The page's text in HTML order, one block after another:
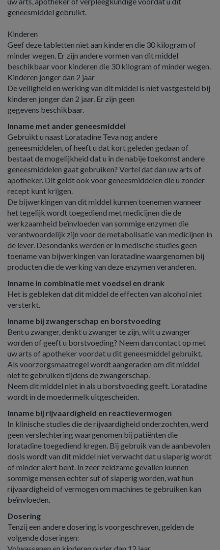
geneesmiddel gebruikt.
Kinderen
Geef deze tabletten niet aan kinderen die 30 kilogram of
minder wegen. Er zijn andere vormen van dit middel
beschikbaar voor kinderen die 30 kilogram of minder wegen.
Kinderen jonger dan 2 jaar
De veiligheid en werking van dit middel is niet vastgesteld bij
kinderen jonger dan 2 jaar. Er zijn geen
gegevens beschikbaar.
Inname met ander geneesmiddel
Gebruikt u naast Loratadine Teva nog andere
geneesmiddelen, of heeft u dat kort geleden gedaan of
bestaat de mogelijkheid dat u in de nabije toekomst andere
geneesmiddelen gaat gebruiken? Vertel dat dan uw arts of
apotheker. Dit geldt ook voor geneesmiddelen die u zonder
recept kunt krijgen.
De bijwerkingen van dit middel kunnen toenemen wanneer
het tegelijk wordt toegediend met medicijnen die de
werkzaamheid beïnvloeden van sommige enzymen die
verantwoordelijk zijn voor de metabolisatie van medicijnen in
de lever. Desondanks werden er in medische studies geen
toename van bijwerkingen van loratadine waargenomen bij
producten die de werking van deze enzymen veranderen.
Inname in combinatie met voedsel en drank
Het is gebleken dat dit middel de effecten van alcohol niet
versterkt.
Inname bij zwangerschap en borstvoeding
Bent u zwanger, denkt u zwanger te zijn, wilt u zwanger
worden of geeft u borstvoeding? Neem dan contact op met
uw arts of apotheker voordat u dit geneesmiddel gebruikt.
Als voorzorgsmaatregel wordt aangeraden om dit middel
niet te gebruiken tijdens de zwangerschap.
Neem dit middel niet in als u borstvoeding geeft. Loratadine
wordt in de moedermelk uitgescheiden.
Inname bij rijvaardigheid en reactievermogen
In klinische studies die de rijvaardigheid onderzochten, werd
geen verslechtering waargenomen bij patiënten die
loratadine toegediend kregen. Bij gebruik van de aanbevolen
dosis wordt van dit middel niet verwacht dat u slaperig wordt
of minder alert bent. In zeer zeldzame gevallen kunnen
sommige mensen echter suf of slaperig worden, wat hun
rijvaardigheid of vermogen om machines te gebruiken kan
beïnvloeden.
Dosering
Tenzij een andere dosering is voorgeschreven, gelden de
volgende doseringen: